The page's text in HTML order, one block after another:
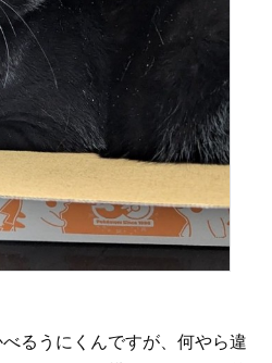
るうにくんですが、何やら違